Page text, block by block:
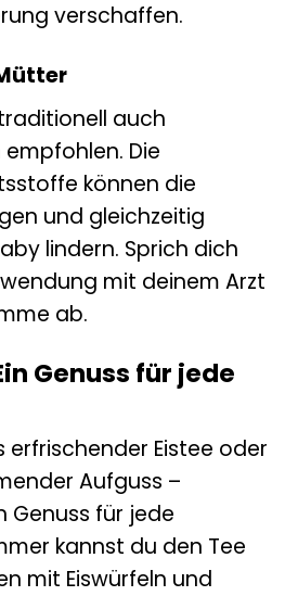
verschaffen.
auch
Die
können die
und gleichzeitig
lindern. Sprich dich
mit deinem Arzt
ab.
Genuss für jede
erfrischender Eistee oder
Aufguss –
Genuss für jede
kannst du den Tee
mit Eiswürfeln und